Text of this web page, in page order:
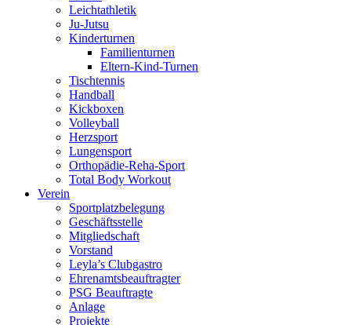
Leichtathletik
Ju-Jutsu
Kinderturnen
Familienturnen
Eltern-Kind-Turnen
Tischtennis
Handball
Kickboxen
Volleyball
Herzsport
Lungensport
Orthopädie-Reha-Sport
Total Body Workout
Verein
Sportplatzbelegung
Geschäftsstelle
Mitgliedschaft
Vorstand
Leyla’s Clubgastro
Ehrenamtsbeauftragter
PSG Beauftragte
Anlage
Projekte